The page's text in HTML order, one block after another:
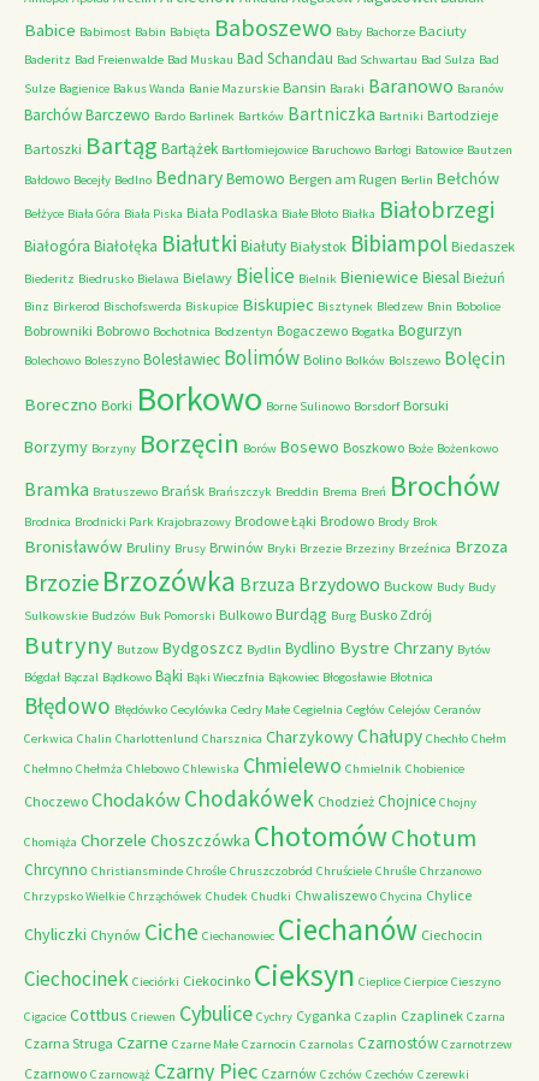
Babice Babimost Babin Babięta Baboszewo Baby Bachorze Baciuty
Baderitz Bad Freienwalde Bad Muskau Bad Schandau Bad Schwartau Bad Sulza Bad
Sulze Bagienice Bakus Wanda Banie Mazurskie Bansin Baraki Baranowo Baranów
BarchówBarczewo Bardo Barlinek Bartków Bartniczka Bartniki Bartodzieje
Bartoszki Bartąg Bartążek Bartłomiejowice Baruchowo Barłogi Batowice Bautzen
Bałdowo Becejły Bedlno BednaryBemowo Bergen am Rugen Berlin Bełchów
Bełżyce Biała Góra Biała Piska Biała Podlaska Białe Błoto Białka Białobrzegi
Białogóra Białołęka Białutki Białuty Białystok Bibiampol Biedaszek
Biederitz Biedrusko Bielawa Bielawy Bielice Bielnik Bieniewice Biesal Bieżuń
Binz Birkerod Bischofswerda Biskupice Biskupiec Bisztynek Bledzew Bnin Bobolice
Bobrowniki Bobrowo Bochotnica Bodzentyn Bogaczewo Bogatka Bogurzyn
Bolechowo Boleszyno Bolesławiec Bolimów Bolino Bolków Bolszewo Bolęcin
Boreczno Borki Borkowo Borne Sulinowo Borsdorf Borsuki
Borzymy Borzyny Borzęcin Borów Bosewo Boszkowo Boże Bożenkowo
Bramka Bratuszewo Brańsk Brańszczyk Breddin Brema Breń Brochów
Brodnica Brodnicki Park Krajobrazowy Brodowe Łąki Brodowo Brody Brok
Bronisławów Bruliny Brusy Brwinów Bryki Brzezie Brzeziny Brzeźnica Brzoza
Brzozie Brzozówka Brzuza Brzydowo Buckow Budy Budy
Sulkowskie Budzów Buk Pomorski Bulkowo Burdąg Burg Busko Zdrój
Butryny Butzow Bydgoszcz Bydlin Bydlino Bystre Chrzany Bytów
Bógdał Bączal Bądkowo Bąki Bąki Wieczfnia Bąkowiec Błogosławie Błotnica
Błędowo Błędówko Cecylówka Cedry Małe Cegielnia Cegłów Celejów Ceranów
Cerkwica Chalin Charlottenlund Charsznica CharzykowyChałupy Chechło Chełm
Chełmno Chełmża Chlebowo Chlewiska Chmielewo Chmielnik Chobienice
Choczewo ChodakówChodakówek Chodzież Chojnice Chojny
Chomiąża Chorzele Choszczówka ChotomówChotum
Chrcynno Christiansminde Chrośle Chruszczobród Chruściele Chruśle Chrzanowo
Chrzypsko Wielkie Chrząchówek Chudek Chudki Chwaliszewo Chycina Chylice
Chyliczki Chynów Ciche Ciechanowiec Ciechanów Ciechocin
Ciechocinek Cieciórki Ciekocinko Cieksyn Cieplice Cierpice Cieszyno
Cigacice Cottbus Criewen Cybulice Cychry Cyganka Czaplin Czaplinek Czarna
Czarna Struga Czarne Czarne Małe Czarnocin Czarnolas Czarnostów Czarnotrzew
Czarnowo Czarnowąż Czarny Piec Czarnów Czchów Czechów Czerewki